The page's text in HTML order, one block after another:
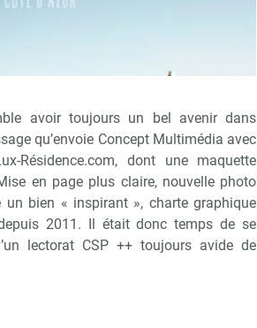
avoir toujours un bel avenir dans
qu’envoie Concept Multimédia avec
dont une maquette
en page plus claire, nouvelle photo
bien « inspirant », charte graphique
2011. Il était donc temps de se
lectorat CSP ++ toujours avide de